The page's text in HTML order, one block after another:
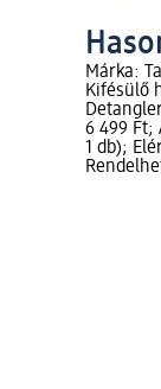
Márka:
Kifésülő
6 499 Ft;
1 db);